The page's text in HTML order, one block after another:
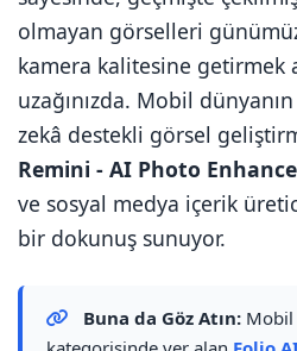
olmayan görselleri
kamera kalitesine getirmek
uzağınızda. Mobil
zekâ destekli görsel
Remini - AI Photo
ve sosyal medya içerik
bir dokunuş sunuyor.
Buna da Göz Atın: